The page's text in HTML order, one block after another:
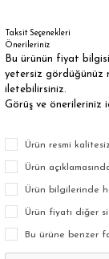
Taksit Seçenekleri
Önerileriniz
Bu ürünün fiyat
yetersiz gördüğünüz
iletebilirsiniz.
Görüş ve önerileriniz
Ürün resmi
Ürün
Ürün bilgilerinde
Ürün fiyatı diğer
Bu ürüne benzer